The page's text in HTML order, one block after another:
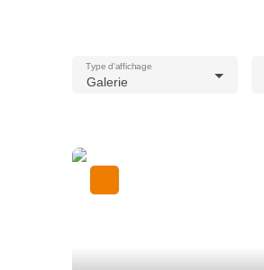
Galerie
Type d'affichage